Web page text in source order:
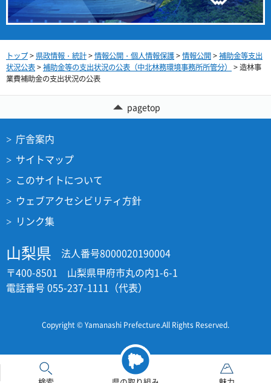
トップ> 県政情報・統計>情報公開・個人情報保護>情報公開>補助金等支出
状況公表>補助金等の支出状況の公表（中北林務環境事務所所管分）
> 造林事
業費補助金の支出状況の公表
pagetop
庁舎案内
サイトマップ
このサイトについて
ウェブアクセシビリティ方針
リンク集
山梨県
法人番号8000020190004
〒400-8501 山梨県甲府市丸の内1-6-1
電話番号 055-237-1111（代表）
Copyright © Yamanashi Prefecture.All Rights Reserved.